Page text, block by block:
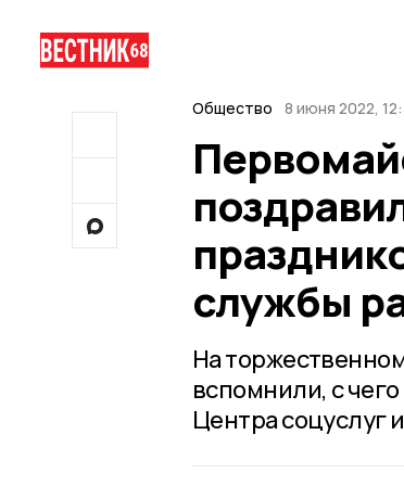
Общество 8 июня 2022,
службы
На
вспомнили, с
Центра соцуслуг